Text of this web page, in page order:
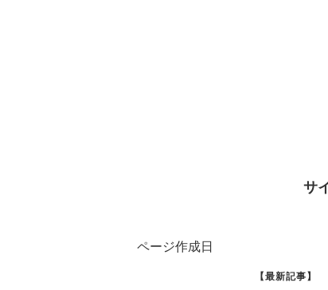
サ
ページ作成日
【最新記事】